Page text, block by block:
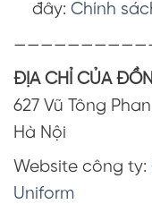
đây: Chính
ĐỊA CHỈ CỦA
627 Vũ Tông
Hà Nội
Website công ty:
Uniform